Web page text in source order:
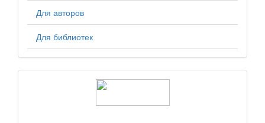
Для авторов
Для библиотек